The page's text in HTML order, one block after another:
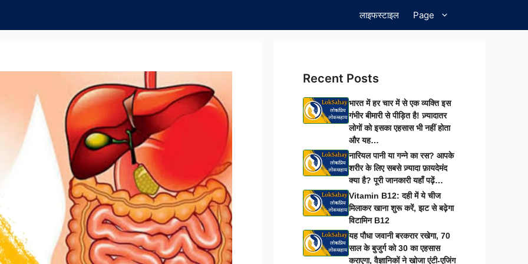
लाइफस्टाइल Page
Recent Posts
भारत में हर चार में से एक व्यक्ति इस
गंभीर बीमारी से पीड़ित है! ज़्यादातर
लोगों को इसका एहसास भी नहीं होता
और यह…
नारियल पानी या गन्ने का रस? आपके
शरीर के लिए सबसे ज़्यादा फ़ायदेमंद
क्या है? पूरी जानकारी यहाँ पढ़ें…
Vitamin B12: दही में ये चीज
मिलाकर खाना शुरू करें, झट से बढ़ेगा
विटामिन B12
यह पौधा जवानी बरकरार रखेगा, 70
साल के बुजुर्ग को 30 का एहसास
कराएगा, वैज्ञानिकों ने खोजा एंटी-एजिंग